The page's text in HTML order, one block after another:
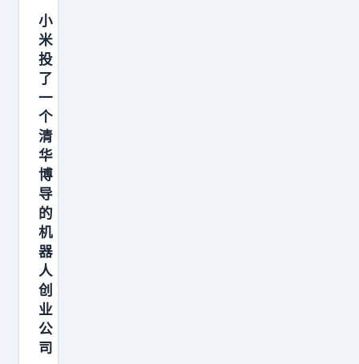
亿
t
o
k
e
n
训
练
一
个
巨
型
模
型
，
而
体
本
身
就
是
一
种
资
产
你
今
天
发
的
一
出
发
了
，
非
常
期
待
再
出
发
再
出
发
吧
！
小
米
投
了
一
个
清
华
博
导
的
机
器
人
创
业
公
司